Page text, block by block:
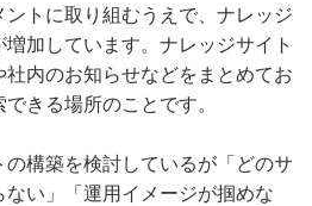
トに取り組むうえで、ナレッジ
加しています。ナレッジサイト
内のお知らせなどをまとめてお
きる場所のことです。
の構築を検討しているが「どのサ
い」「運用イメージが掴めな